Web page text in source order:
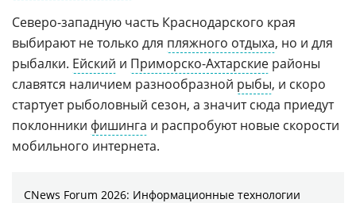
Северо-западную часть Краснодарского края
выбирают не только для пляжного отдыха, но и для
рыбалки. Ейский и Приморско-Ахтарские районы
славятся наличием разнообразной рыбы, и скоро
стартует рыболовный сезон, а значит сюда приедут
поклонники фишинга и распробуют новые скорости
мобильного интернета.
CNews Forum 2026: Информационные технологии